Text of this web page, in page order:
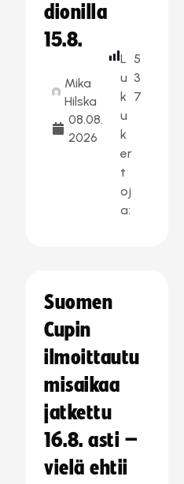
dionilla
15.8.
Mika
Hilska
08.08.
2026
L
u
k
u
k
er
t
oj
a:
5
3
7
Suomen
Cupin
ilmoittautu
misaikaa
jatkettu
16.8. asti –
vielä ehtii